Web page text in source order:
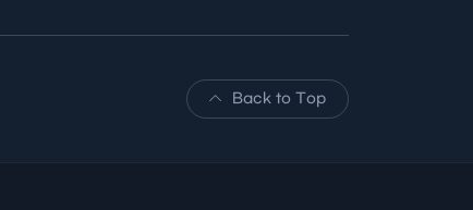
Back to Top